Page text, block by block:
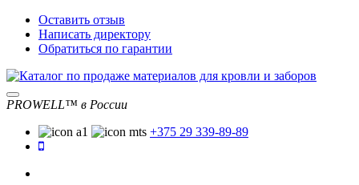
Оставить отзыв
Написать директору
Обратиться по гарантии
PROWELL™ в России
+375 29 339-89-89